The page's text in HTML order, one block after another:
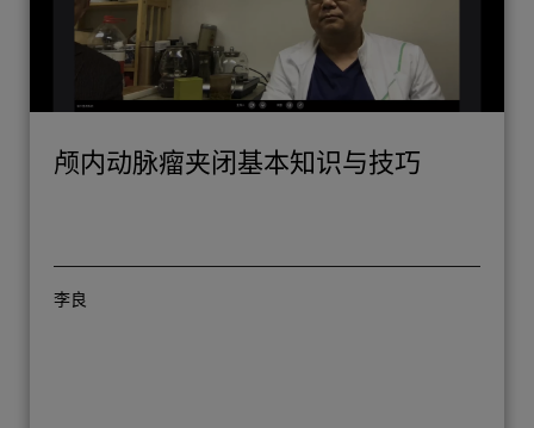
颅内动脉瘤夹闭基本知识与技巧
李良